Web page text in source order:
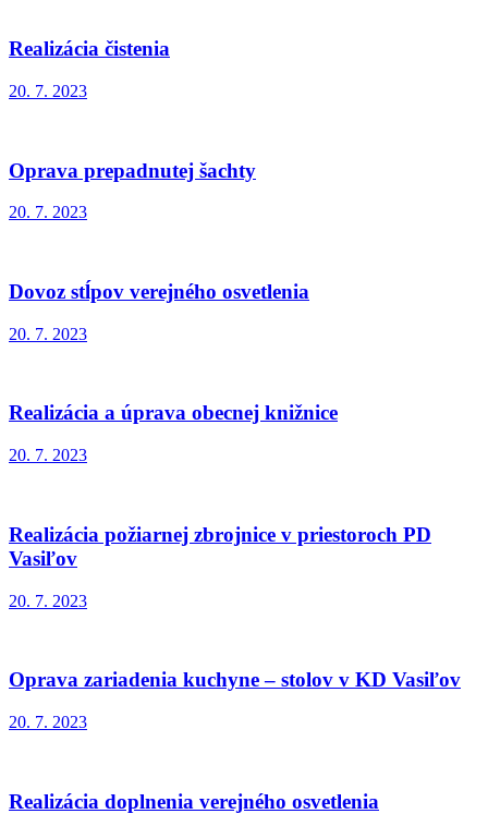
Realizácia čistenia
20. 7. 2023
Oprava prepadnutej šachty
20. 7. 2023
Dovoz stĺpov verejného osvetlenia
20. 7. 2023
Realizácia a úprava obecnej knižnice
20. 7. 2023
Realizácia požiarnej zbrojnice v priestoroch PD
Vasiľov
20. 7. 2023
Oprava zariadenia kuchyne – stolov v KD Vasiľov
20. 7. 2023
Realizácia doplnenia verejného osvetlenia